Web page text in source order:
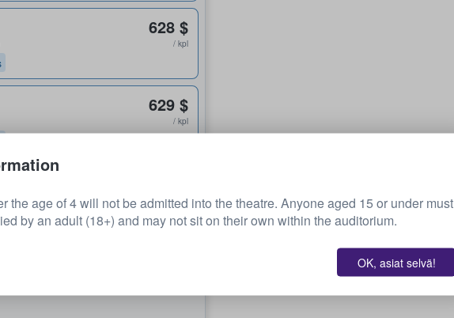
628 $
/ kpl
629 $
/ kpl
the age of 4 will not be admitted into the theatre. Anyone aged 15 or under must
by an adult (18+) and may not sit on their own within the auditorium.
OK, asiat selvä!